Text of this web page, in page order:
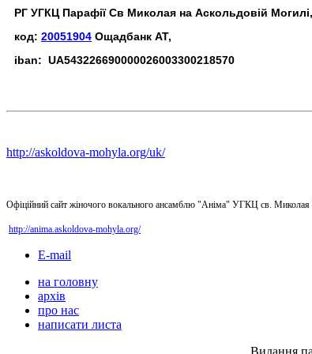
РГ УГКЦ Парафії Св Миколая на Аскольдовій Могилі,
код: 20051904 Ощадбанк АТ,
iban: UA543226690000026003300218570
http://askoldova-mohyla.org/uk/
Офіційний сайт жіночого вокального ансамблю "Аніма" УГКЦ св. Миколая
http://anima.askoldova-mohyla.org/
E-mail
на головну
архів
про нас
написати листа